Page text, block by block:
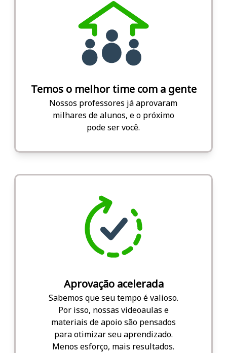
Temos o melhor time com a gente
Nossos professores já aprovaram
milhares de alunos, e o próximo
pode ser você.
Aprovação acelerada
Sabemos que seu tempo é valioso.
Por isso, nossas videoaulas e
materiais de apoio são pensados
para otimizar seu aprendizado.
Menos esforço, mais resultados.